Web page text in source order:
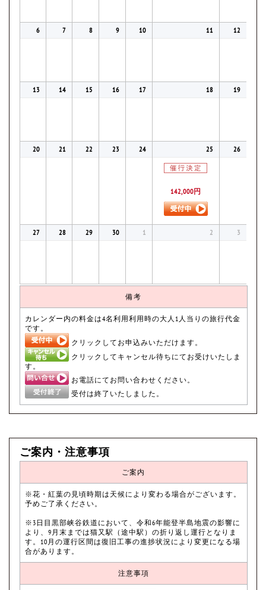
6 7 8 9 10 11 12
13 14 15 16 17 18 19
20 21 22 23 24 25
142,000円
26
27 28 29 30 1 2 3
備考
カレンダー内の料金は4名利用利用時の大人1人当りの旅行代金
です。
クリックしてお申込みいただけます。
クリックしてキャンセル待ちにてお受けいたしま
す。
お電話にてお問い合わせください。
受付は終了いたしました。
ご案内・注意事項
ご案内
※花・紅葉の見頃時期は天候により変わる場合がございます。
予めご了承ください。
※3日目黒部峡谷鉄道において、令和6年能登半島地震の影響に
より、9月末までは猫又駅（途中駅）の折り返し運行となりま
す。10月の運行区間は復旧工事の進捗状況により変更になる場
合があります。
注意事項